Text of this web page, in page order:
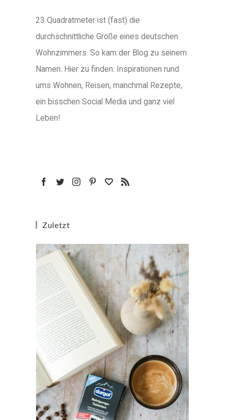
23 Quadratmeter ist (fast) die
durchschnittliche Größe eines deutschen
Wohnzimmers. So kam der Blog zu seinem
Namen. Hier zu finden: Inspirationen rund
ums Wohnen, Reisen, manchmal Rezepte,
ein bisschen Social Media und ganz viel
Leben!
Zuletzt